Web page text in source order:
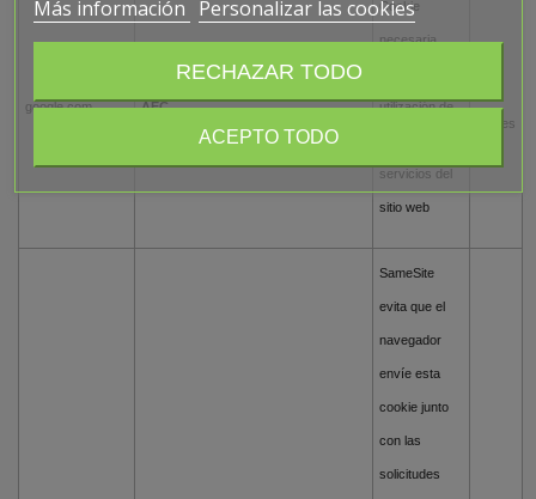
google.com AEC
Cookie
necesaria
utilización de
servicios del
sitio web
meses
SameSite
evita que el
navegador
envíe esta
cookie junto
con las
solicitudes
Más información Personalizar las cookies
RECHAZAR TODO
ACEPTO TODO